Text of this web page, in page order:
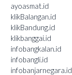
ayoasmat.id
klikBalangan.id
klikBandung.id
klikbanggai.id
infobangkalan.id
infobangli.id
infobanjarnegara.id